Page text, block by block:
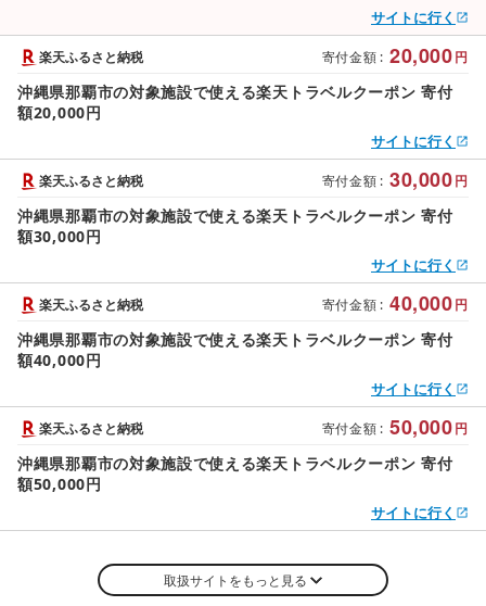
サイトに行く
寄付金額 : 20,000円
楽天ふるさと納税
沖縄県那覇市の対象施設で使える楽天トラベルクーポン 寄付
額20,000円
サイトに行く
寄付金額 : 30,000円
楽天ふるさと納税
沖縄県那覇市の対象施設で使える楽天トラベルクーポン 寄付
額30,000円
サイトに行く
寄付金額 : 40,000円
楽天ふるさと納税
沖縄県那覇市の対象施設で使える楽天トラベルクーポン 寄付
額40,000円
サイトに行く
寄付金額 : 50,000円
楽天ふるさと納税
沖縄県那覇市の対象施設で使える楽天トラベルクーポン 寄付
額50,000円
サイトに行く
取扱サイトをもっと見る